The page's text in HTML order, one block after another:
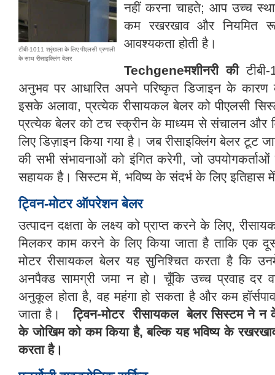
टीबी-1011 श्रृंखला के लिए पीएलसी प्रणाली
के साथ रीसाइक्लिंग बेलर
नहीं करना चाहते; आप उच्च
कम रखरखाव और नियमित
आवश्यकता होती है।
Techgeneमशीनरी की
अनुभव पर आधारित अपने परिष्कृत डिजाइन के कारण
इसके अलावा, प्रत्येक रीसायकल बेलर को पीएलसी
प्रत्येक बेलर को टच स्क्रीन के माध्यम से संचालन और
लिए डिज़ाइन किया गया है। जब रीसाइक्लिंग बेलर टूट
की सभी संभावनाओं को इंगित करेगी, जो
सहायक है। सिस्टम में, भविष्य के संदर्भ के लिए इतिहास
ट्विन-मोटर ऑपरेशन बेलर
उत्पादन दक्षता के लक्ष्य को प्राप्त करने के लिए,
मिलकर काम करने के लिए किया जाता है ताकि एक
मोटर रीसायकल बेलर यह सुनिश्चित करता है कि
अनपैक्ड सामग्री जमा न हो। चूँकि उच्च प्रवाह दर
अनुकूल होता है, वह महंगा हो सकता है और कम
जाता है।ट्विन-मोटररीसायकल बेलर सिस्टम ने न
के जोखिम को कम किया है, बल्कि यह भविष्य के
करता है।